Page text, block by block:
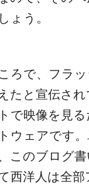
ょう。
ろで、フラ
たと宣伝さ
で映像を見
ウェアです
このブログ
西洋人は全